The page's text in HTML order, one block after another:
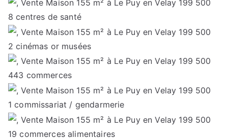
8centres de santé
2cinémas or musées
443 commerces
1commissariat / gendarmerie
19commerces alimentaires